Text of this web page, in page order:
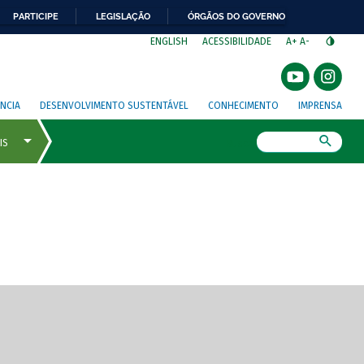
PARTICIPE LEGISLAÇÃO ÓRGÃOS DO GOVERNO
ENGLISH ACESSIBILIDADE A+ A-
DESENVOLVIMENTO SUSTENTÁVEL CONHECIMENTO IMPRENSA
de tela